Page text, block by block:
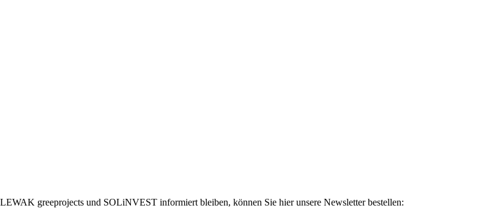
greeprojects und SOLiNVEST informiert bleiben, können Sie hier unsere Newsletter bestellen: